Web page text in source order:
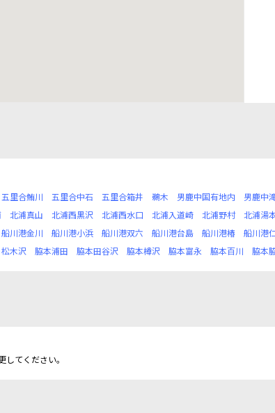
五里合鮪川 五里合中石 五里合箱井 鵜木 男鹿中国有地内 男鹿中
北浦真山 北浦西黒沢 北浦西水口 北浦入道崎 北浦野村 北浦湯
船川港金川 船川港小浜 船川港双六 船川港台島 船川港椿 船川港
松木沢 脇本浦田 脇本田谷沢 脇本樽沢 脇本富永 脇本百川 脇本
てください。